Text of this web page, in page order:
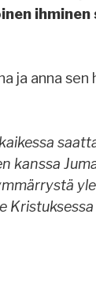
ihminen
ja anna sen
kanssa